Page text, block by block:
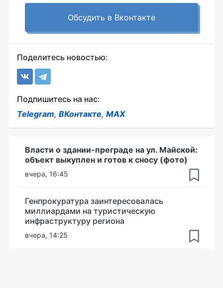
Обсудить в Вконтакте
Поделитесь новостью:
Подпишитесь на нас:
Telegram, ВКонтакте, MAX
Власти о здании-преграде на ул. Майской:
объект выкуплен и готов к сносу (фото)
вчера, 16:45
Генпрокуратура заинтересовалась
миллиардами на туристическую
инфраструктуру региона
вчера, 14:25